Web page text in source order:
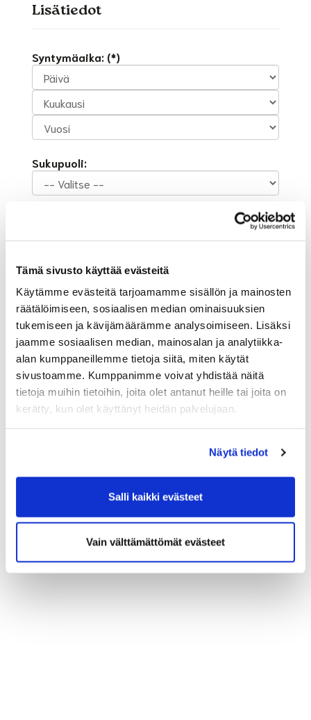
Tämä sivusto käyttää evästeitä
Käytämme evästeitä tarjoamamme sisällön ja mainosten
räätälöimiseen, sosiaalisen median ominaisuuksien
tukemiseen ja kävijämäärämme analysoimiseen. Lisäksi
jaamme sosiaalisen median, mainosalan ja analytiikka-
alan kumppaneillemme tietoja siitä, miten käytät
sivustoamme. Kumppanimme voivat yhdistää näitä
tietoja muihin tietoihin, joita olet antanut heille tai joita on
kerätty, kun olet käyttänyt heidän palvelujaan.
Näytä tiedot
Salli kaikki evästeet
Vain välttämättömät evästeet
Lisätiedot
Syntymäaika: (*)
Sukupuoli:
Rekisteröidy
Olen lukenut
tietosuojaselosteen
henkilötietojeni käsittelyn (*)
(*) Tieto on pakollinen